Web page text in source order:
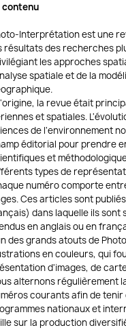
contenu
Interprétation est une
résultats des recherches
les approches
spatiale et de la
la revue était
et spatiales.
de l'environnement
éditorial pour prendre
et
types de
numéro comporte
Ces articles sont
dans laquelle ils sont
en anglais ou en
des grands atouts de
en couleurs, qui
d'images, de
alternons régulièrement
courants afin de
nationaux et
sur la production